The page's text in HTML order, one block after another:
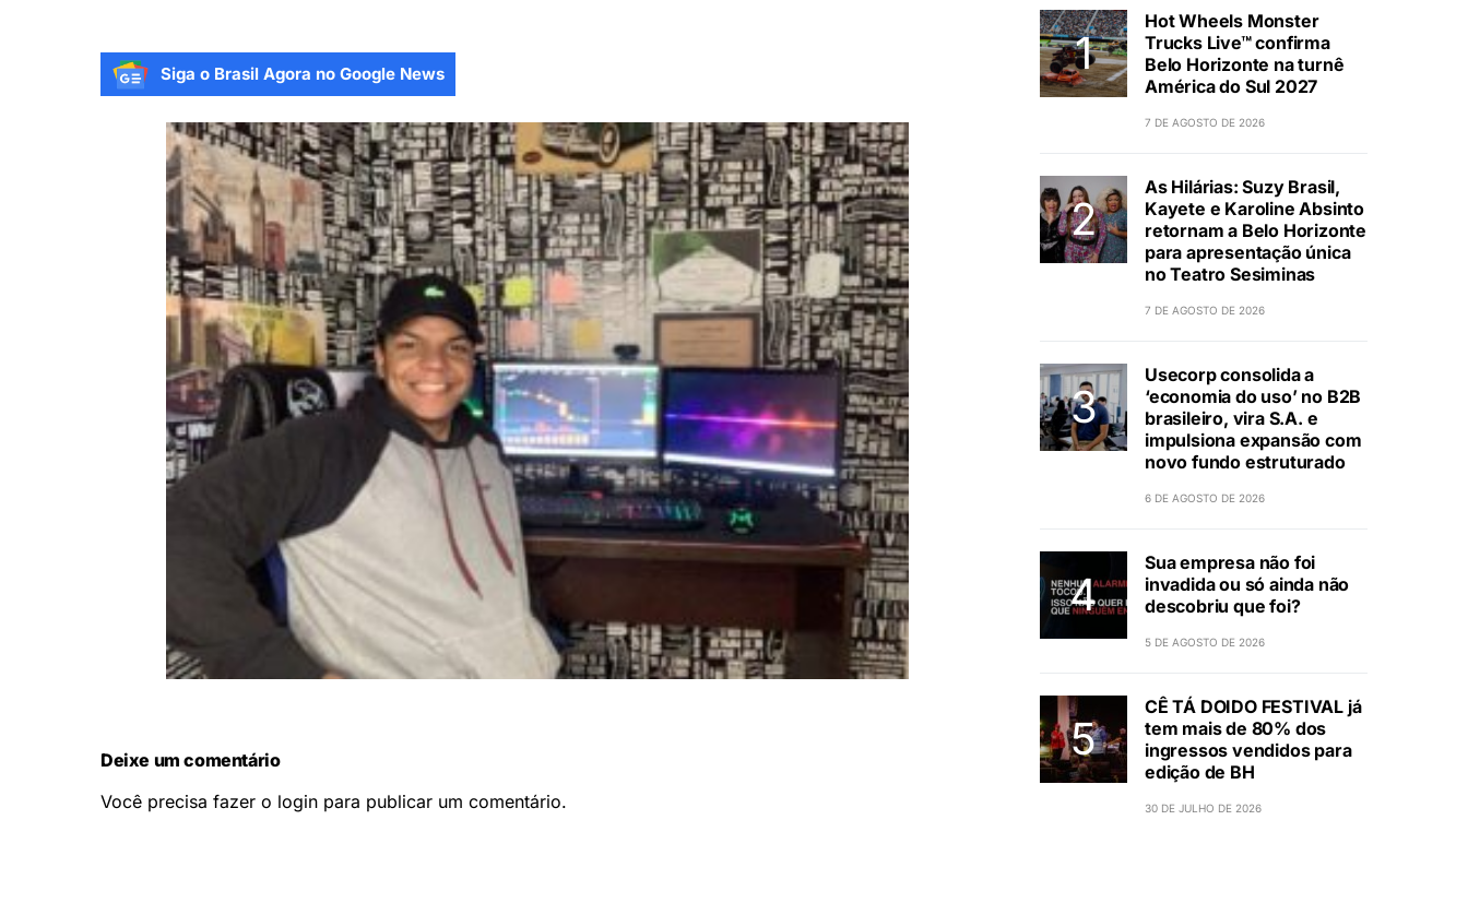
Siga o Brasil Agora no Google News
Deixe um comentário
Você precisa fazer o login para publicar um comentário.
Hot Wheels Monster
Trucks Live™ confirma
Belo Horizonte na turnê
América do Sul 2027
7 DE AGOSTO DE 2026
As Hilárias: Suzy Brasil,
Kayete e Karoline Absinto
retornam a Belo Horizonte
para apresentação única
no Teatro Sesiminas
7 DE AGOSTO DE 2026
Usecorp consolida a
‘economia do uso’ no B2B
brasileiro, vira S.A. e
impulsiona expansão com
novo fundo estruturado
6 DE AGOSTO DE 2026
Sua empresa não foi
invadida ou só ainda não
descobriu que foi?
5 DE AGOSTO DE 2026
CÊ TÁ DOIDO FESTIVAL já
tem mais de 80% dos
ingressos vendidos para
edição de BH
30 DE JULHO DE 2026